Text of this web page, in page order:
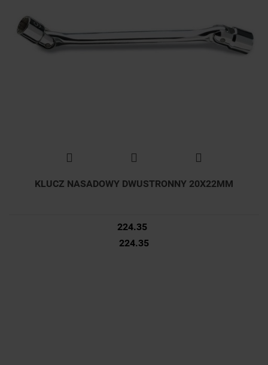
KLUCZ NASADOWY DWUSTRONNY 20X22MM
224.35
224.35